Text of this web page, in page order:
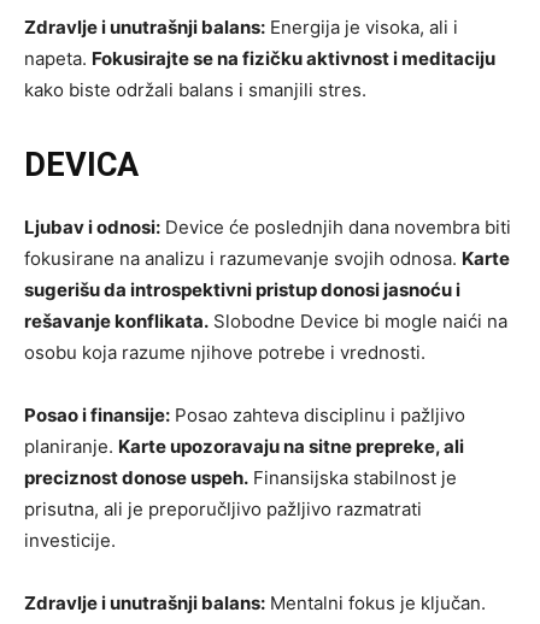
Zdravlje i unutrašnji balans: Energija je visoka, ali i
napeta. Fokusirajte se na fizičku aktivnost i meditaciju
kako biste održali balans i smanjili stres.
DEVICA
Ljubav i odnosi: Device će poslednjih dana novembra biti
fokusirane na analizu i razumevanje svojih odnosa. Karte
sugerišu da introspektivni pristup donosi jasnoću i
rešavanje konflikata. Slobodne Device bi mogle naići na
osobu koja razume njihove potrebe i vrednosti.
Posao i finansije: Posao zahteva disciplinu i pažljivo
planiranje. Karte upozoravaju na sitne prepreke, ali
preciznost donose uspeh. Finansijska stabilnost je
prisutna, ali je preporučljivo pažljivo razmatrati
investicije.
Zdravlje i unutrašnji balans: Mentalni fokus je ključan.